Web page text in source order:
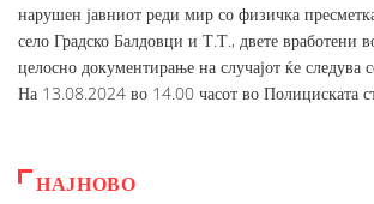
нарушен јавниот реди мир со физичка
село Градско Балдовци и Т.Т., двете вработени
целосно документирање на случајот ќе следува
На 13.08.2024 во 14.00 часот во Полициската
НАЈНОВО